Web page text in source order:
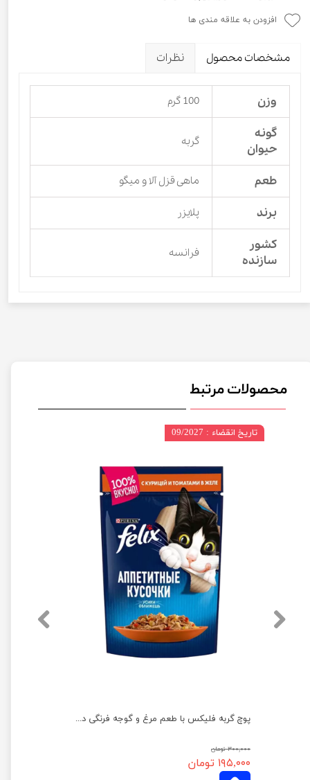
افزودن به علاقه مندی ها
مشخصات محصول نظرات
وزن 100 گرم
گونه
حیوان
گربه
طعم ماهی قزل آلا و میگو
برند پلایزر
کشور
سازنده
فرانسه
محصولات مرتبط
پوچ گربه فلیکس با طعم مرغ و گوجه فرنگی در ژله وزن 75 گرم
۳۰۰,۰۰۰ تومان
۱۹۵,۰۰۰ تومان
تاریخ انقضاء : 09/2027